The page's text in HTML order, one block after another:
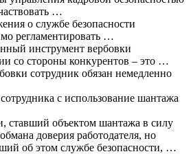
…
о службе безопасности
регламентировать …
инструмент вербовки
со стороны конкурентов – это …
сотрудник обязан немедленно
с использование шантажа
ставший объектом шантажа в силу
доверия работодателя, но
об этом службе безопасности, …